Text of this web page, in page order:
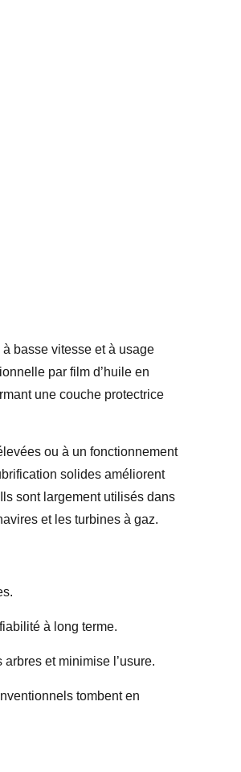
basse vitesse et à usage
par film d’huile en
une couche protectrice
ou à un fonctionnement
solides améliorent
sont largement utilisés dans
et les turbines à gaz.
à long terme.
et minimise l’usure.
tombent en